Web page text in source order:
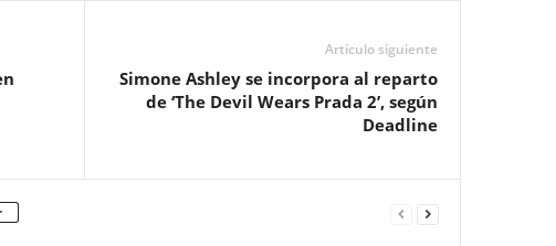
Artículo siguiente
Simone Ashley se incorpora al reparto
de ‘The Devil Wears Prada 2’, según
Deadline